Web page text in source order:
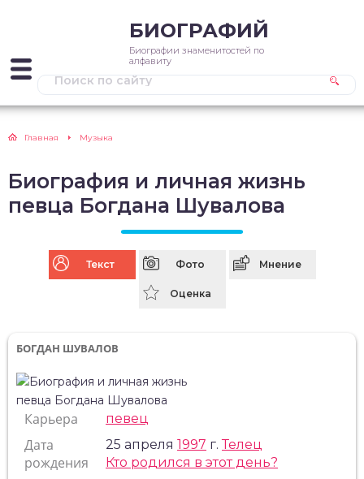
БИОГРАФИЙ
Биографии знаменитостей по
алфавиту
Главная Музыка
Биография и личная жизнь
певца Богдана Шувалова
Текст Фото Мнение
Оценка
БОГДАН ШУВАЛОВ
Карьера певец
Дата
рождения
25 апреля 1997 г.Телец
Кто родился в этот день?